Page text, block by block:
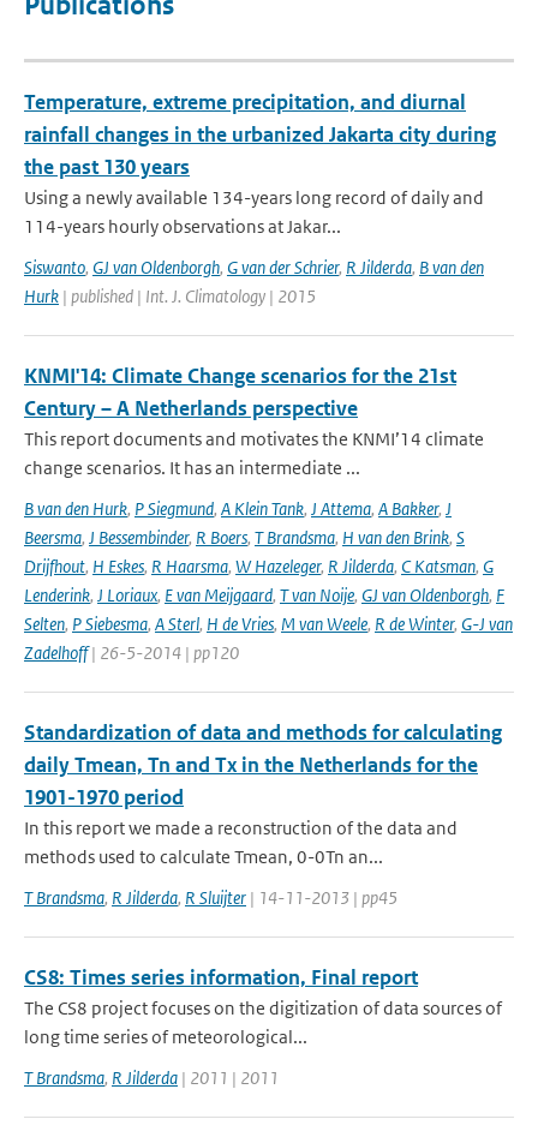
Temperature, extreme precipitation, and diurnal
rainfall changes in the urbanized Jakarta city during
the past 130 years
Using a newly available 134-years long record of daily and
114-years hourly observations at Jakar...
Siswanto, GJ van Oldenborgh, G van der Schrier, R Jilderda, B van den
Hurk | published | Int. J. Climatology | 2015
KNMI'14: Climate Change scenarios for the 21st
Century – A Netherlands perspective
This report documents and motivates the KNMI’14 climate
change scenarios. It has an intermediate ...
B van den Hurk, P Siegmund, A Klein Tank, J Attema, A Bakker, J
Beersma, J Bessembinder, R Boers, T Brandsma, H van den Brink, S
Drijfhout, H Eskes, R Haarsma, W Hazeleger, R Jilderda, C Katsman, G
Lenderink, J Loriaux, E van Meijgaard, T van Noije, GJ van Oldenborgh, F
Selten, P Siebesma, A Sterl, H de Vries, M van Weele, R de Winter, G-J van
Zadelhoff| 26-5-2014 | pp120
Standardization of data and methods for calculating
daily Tmean, Tn and Tx in the Netherlands for the
1901-1970 period
In this report we made a reconstruction of the data and
methods used to calculate Tmean, 0-0Tn an...
T Brandsma, R Jilderda, R Sluijter | 14-11-2013 | pp45
CS8: Times series information, Final report
The CS8 project focuses on the digitization of data sources of
long time series of meteorological...
T Brandsma, R Jilderda | 2011 | 2011